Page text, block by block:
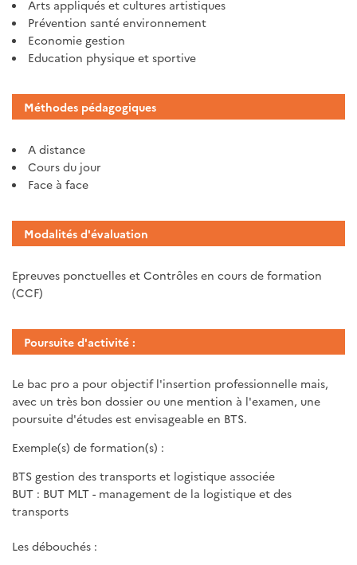
Arts appliqués et cultures artistiques
Prévention santé environnement
Economie gestion
Education physique et sportive
Méthodes pédagogiques
A distance
Cours du jour
Face à face
Modalités d'évaluation
Epreuves ponctuelles et Contrôles en cours de formation
(CCF)
Poursuite d'activité :
Le bac pro a pour objectif l'insertion professionnelle mais,
avec un très bon dossier ou une mention à l'examen, une
poursuite d'études est envisageable en BTS.
Exemple(s) de formation(s) :
BTS gestion des transports et logistique associée
BUT : BUT MLT - management de la logistique et des
transports
Les débouchés :